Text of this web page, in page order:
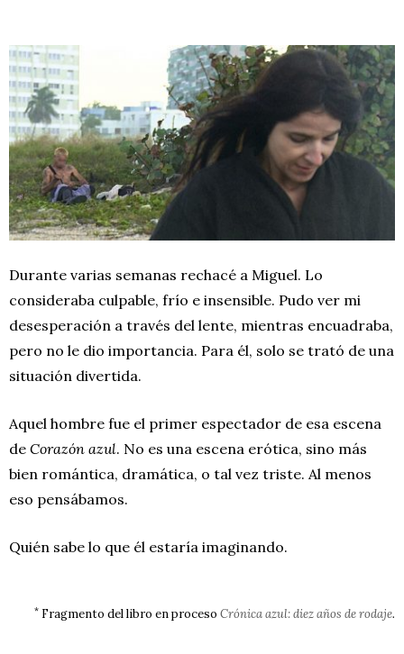
Durante varias semanas rechacé a Miguel. Lo
consideraba culpable, frío e insensible. Pudo ver mi
desesperación a través del lente, mientras encuadraba,
pero no le dio importancia. Para él, solo se trató de una
situación divertida.
Aquel hombre fue el primer espectador de esa escena
de Corazón azul. No es una escena erótica, sino más
bien romántica, dramática, o tal vez triste. Al menos
eso pensábamos.
Quién sabe lo que él estaría imaginando.
* Fragmento del libro en proceso Crónica azul: diez años de rodaje.